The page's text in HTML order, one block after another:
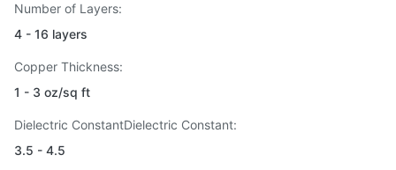
Number of Layers:
4 - 16 layers
Copper Thickness:
1 - 3 oz/sq ft
Dielectric ConstantDielectric Constant:
3.5 - 4.5